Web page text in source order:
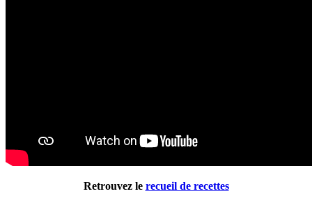
Retrouvez le recueil de recettes